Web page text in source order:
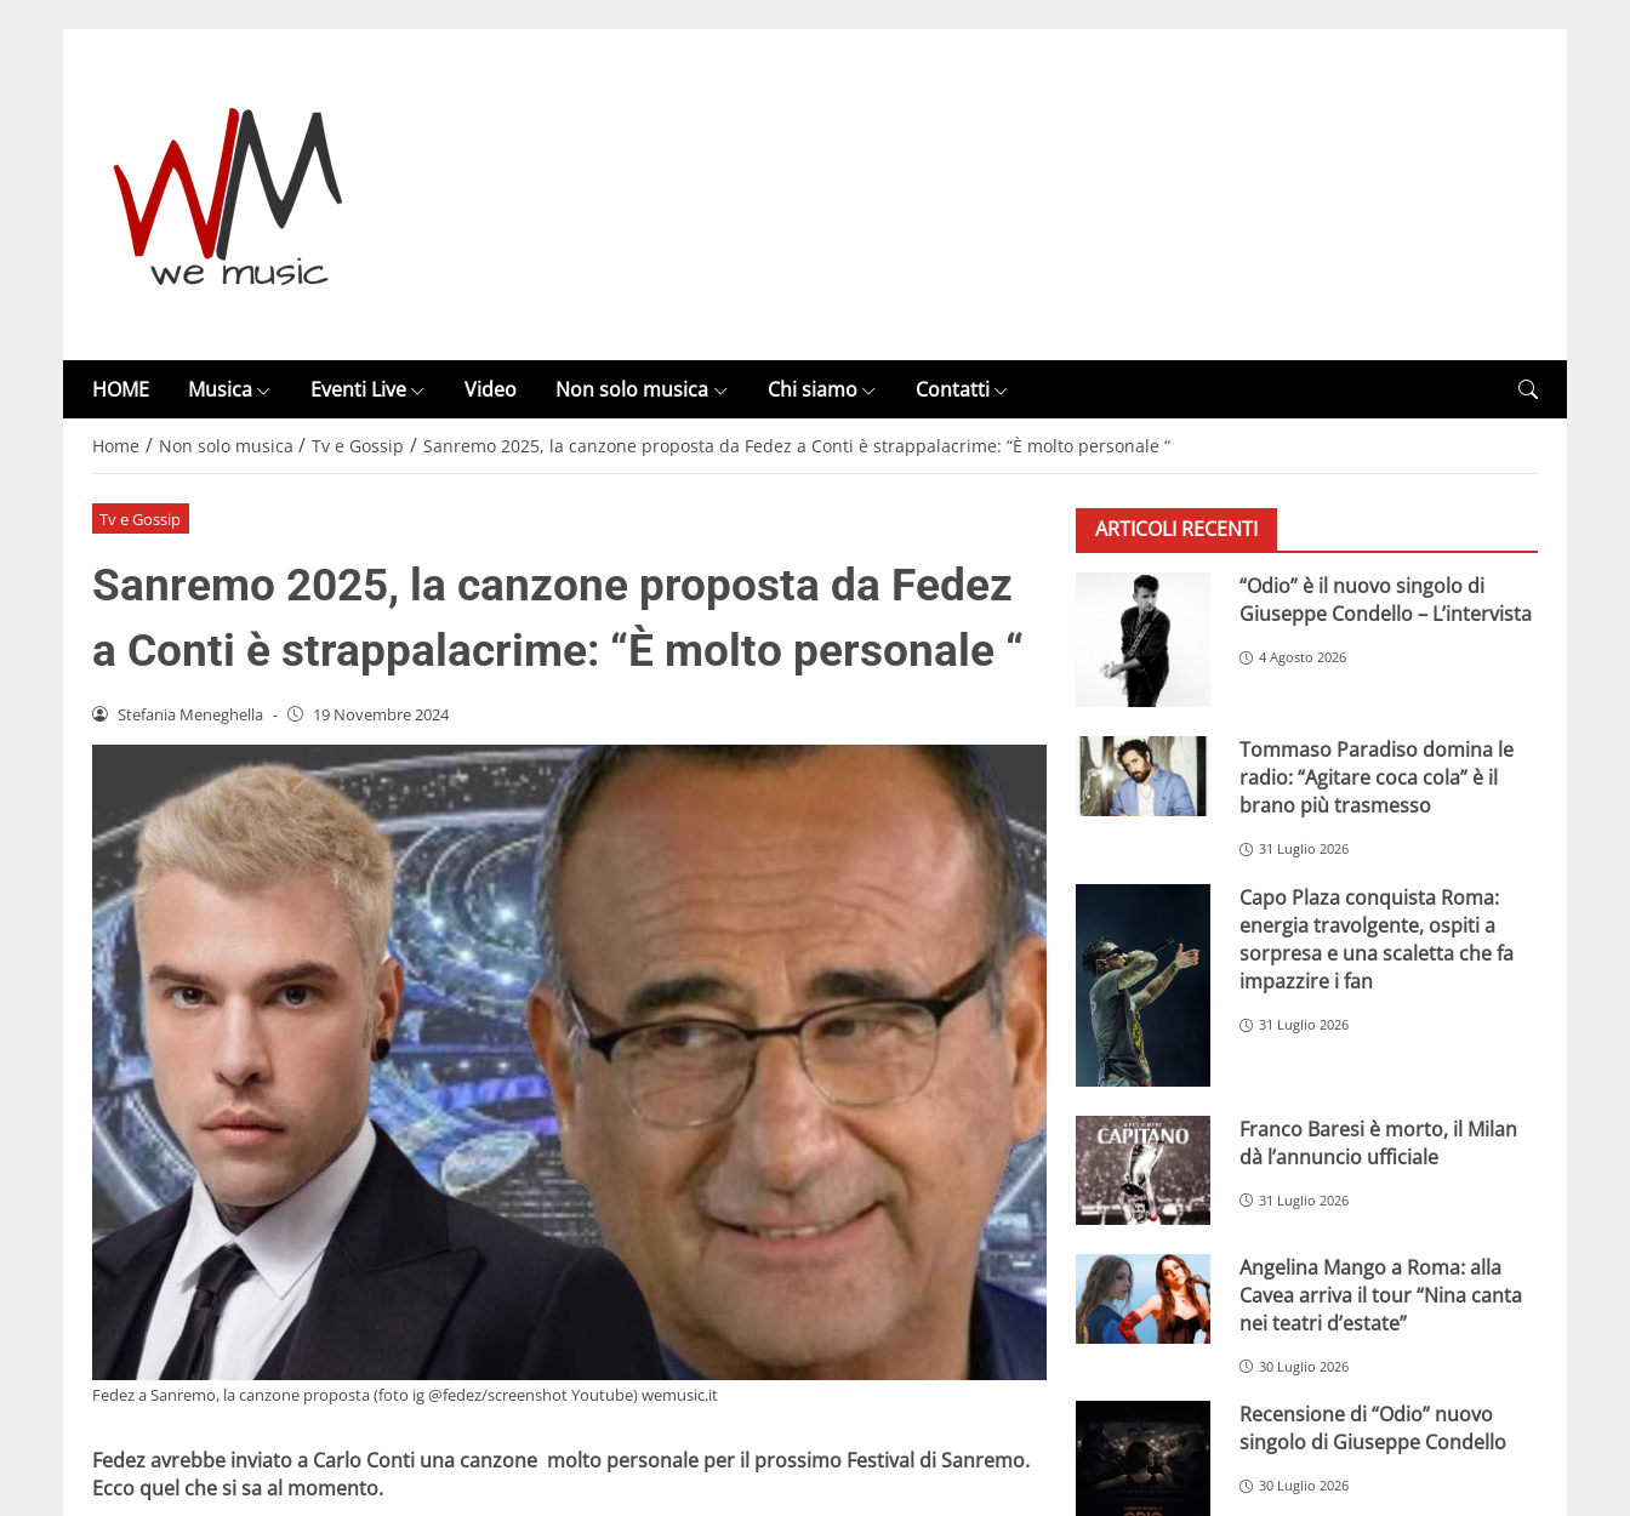
HOME Musica Eventi Live Video Non solo musica Chi siamo Contatti
Home / Non solo musica / Tv e Gossip / Sanremo 2025, la canzone proposta da Fedez a Conti è strappalacrime: “È molto personale “
Tv e Gossip
Sanremo 2025, la canzone proposta da Fedez
a Conti è strappalacrime: “È molto personale “
Stefania Meneghella - 19 Novembre 2024
Fedez a Sanremo, la canzone proposta (foto ig @fedez/screenshot Youtube) wemusic.it
Fedez avrebbe inviato a Carlo Conti una canzone molto personale per il prossimo Festival di Sanremo.
Ecco quel che si sa al momento.
ARTICOLI RECENTI
“Odio” è il nuovo singolo di
Giuseppe Condello – L’intervista
4 Agosto 2026
Tommaso Paradiso domina le
radio: “Agitare coca cola” è il
brano più trasmesso
31 Luglio 2026
Capo Plaza conquista Roma:
energia travolgente, ospiti a
sorpresa e una scaletta che fa
impazzire i fan
31 Luglio 2026
Franco Baresi è morto, il Milan
dà l’annuncio ufficiale
31 Luglio 2026
Angelina Mango a Roma: alla
Cavea arriva il tour “Nina canta
nei teatri d’estate”
30 Luglio 2026
Recensione di “Odio” nuovo
singolo di Giuseppe Condello
30 Luglio 2026